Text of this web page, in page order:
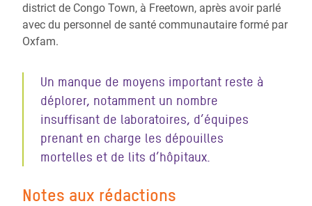
district de Congo Town, à Freetown, après avoir parlé
avec du personnel de santé communautaire formé par
Oxfam.
Un manque de moyens important reste à
déplorer, notamment un nombre
insuffisant de laboratoires, d’équipes
prenant en charge les dépouilles
mortelles et de lits d’hôpitaux.
Notes aux rédactions